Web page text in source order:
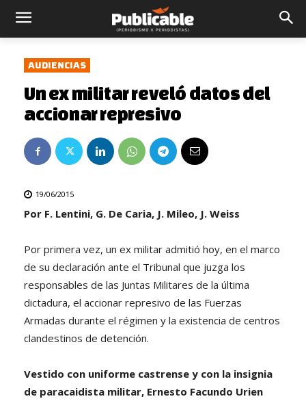
AUDIENCIAS
Un ex militar reveló datos del
accionar represivo
19/06/2015
Por F. Lentini, G. De Caria, J. Mileo, J. Weiss
Por primera vez, un ex militar admitió hoy, en el marco
de su declaración ante el Tribunal que juzga los
responsables de las Juntas Militares de la última
dictadura, el accionar represivo de las Fuerzas
Armadas durante el régimen y la existencia de centros
clandestinos de detención.
Vestido con uniforme castrense y con la insignia
de paracaidista militar, Ernesto Facundo Urien